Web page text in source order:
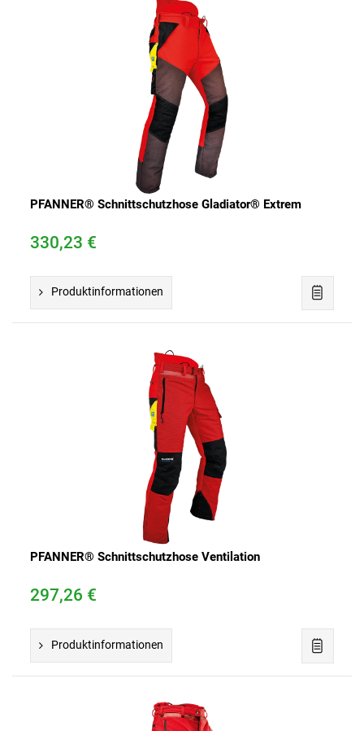
PFANNER® Schnittschutzhose Gladiator® Extrem
330,23 €
Produktinformationen
PFANNER® Schnittschutzhose Ventilation
297,26 €
Produktinformationen